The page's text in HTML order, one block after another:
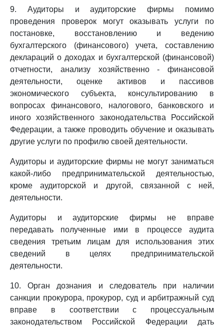
9. Аудиторы и аудиторские фирмы помимо
проведения проверок могут оказывать услуги по
постановке, восстановлению и ведению
бухгалтерского (финансового) учета, составлению
деклараций о доходах и бухгалтерской (финансовой)
отчетности, анализу хозяйственно - финансовой
деятельности, оценке активов и пассивов
экономического субъекта, консультированию в
вопросах финансового, налогового, банковского и
иного хозяйственного законодательства Российской
Федерации, а также проводить обучение и оказывать
другие услуги по профилю своей деятельности.
Аудиторы и аудиторские фирмы не могут заниматься
какой-либо предпринимательской деятельностью,
кроме аудиторской и другой, связанной с ней,
деятельности.
Аудиторы и аудиторские фирмы не вправе
передавать полученные ими в процессе аудита
сведения третьим лицам для использования этих
сведений в целях предпринимательской
деятельности.
10. Орган дознания и следователь при наличии
санкции прокурора, прокурор, суд и арбитражный суд
вправе в соответствии с процессуальным
законодательством Российской Федерации дать